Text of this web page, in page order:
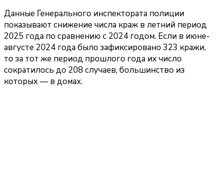
Данные Генерального инспектората полиции
показывают снижение числа краж в летний период
2025 года по сравнению с 2024 годом. Если в июне-
августе 2024 года было зафиксировано 323 кражи,
то за тот же период прошлого года их число
сократилось до 208 случаев, большинство из
которых — в домах.